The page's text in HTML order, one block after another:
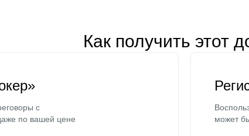
Как получить этот
с
по вашей цене
может